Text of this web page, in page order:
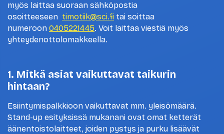
myös laittaa suoraan sähköpostia
osoitteeseen timotiik@sci.fi tai soittaa
numeroon 0405221445. Voit laittaa viestiä myös
yhteydenottolomakkeella.
1. Mitkä asiat vaikuttavat taikurin
hintaan?
Esiintymispalkkioon vaikuttavat mm. yleisömäärä.
Stand-up esityksissä mukanani ovat omat ketterät
äänentoistolaitteet, joiden pystys ja purku lisäävät